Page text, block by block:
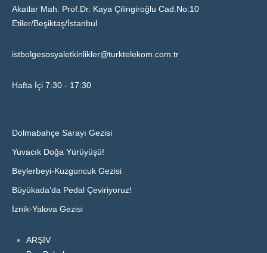
Akatlar Mah. Prof.Dr. Kaya Çilingiroğlu Cad.No:10
Etiler/Beşiktaş/İstanbul
istbolgesosyaletkinlikler@turktelekom.com.tr
Hafta İçi 7:30 - 17:30
Dolmabahçe Sarayı Gezisi
Yuvacık Doğa Yürüyüşü!
Beylerbeyi-Kuzguncuk Gezisi
Büyükada’da Pedal Çeviriyoruz!
İznik-Yalova Gezisi
ARŞİV